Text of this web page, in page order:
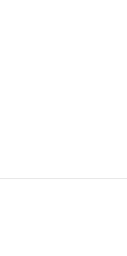
обновить
Бренды также
обуви в 2025